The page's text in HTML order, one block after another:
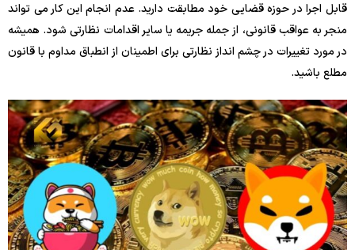
قابل اجرا در حوزه قضایی خود مطابقت دارید. عدم انجام این کار می تواند
منجر به عواقب قانونی، از جمله جریمه یا سایر اقدامات نظارتی شود. همیشه
در مورد تغییرات در چشم انداز نظارتی برای اطمینان از انطباق مداوم با قانون
مطلع باشید.